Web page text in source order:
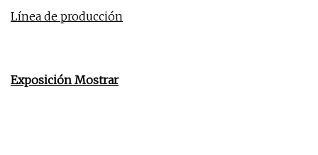
Línea de producción
Exposición Mostrar